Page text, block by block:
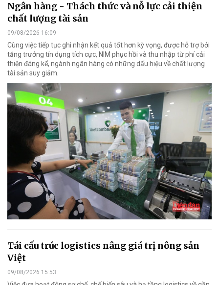
Ngân hàng - Thách thức và nỗ lực cải thiện
chất lượng tài sản
09/08/2026 16:09
Cùng việc tiếp tục ghi nhận kết quả tốt hơn kỳ vọng, được hỗ trợ bởi
tăng trưởng tín dụng tích cực, NIM phục hồi và thu nhập từ phí cải
thiện đáng kể, ngành ngân hàng có những dấu hiệu về chất lượng
tài sản suy giảm.
Tái cấu trúc logistics nâng giá trị nông sản
Việt
09/08/2026 15:53